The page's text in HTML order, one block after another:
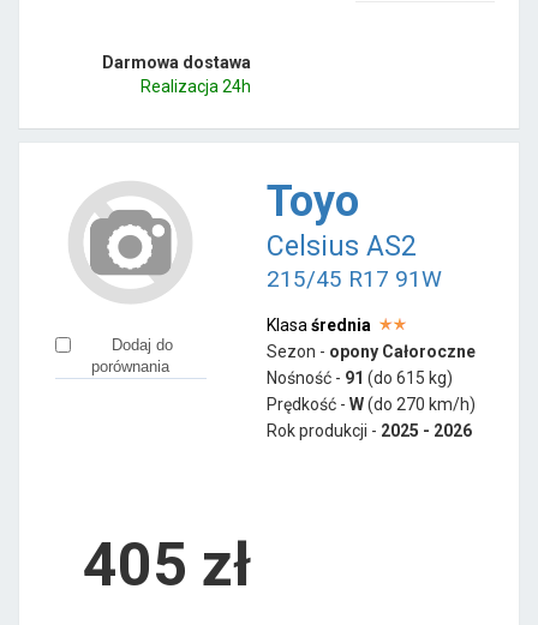
Darmowa dostawa
Realizacja 24h
Dodaj do
porównania
Toyo
Celsius AS2
215/45 R17 91W
Klasa średnia
Sezon - opony Całoroczne
Nośność - 91 (do 615 kg)
Prędkość - W(do 270 km/h)
Rok produkcji - 2025 - 2026
405 zł